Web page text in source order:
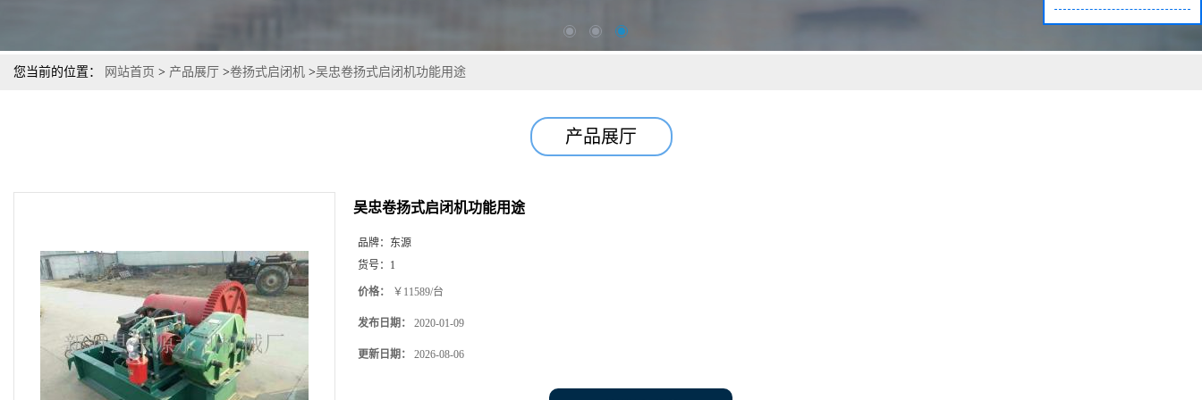
您当前的位置： 网站首页 > 产品展厅 >卷扬式启闭机 >吴忠卷扬式启闭机功能用途
产品展厅
吴忠卷扬式启闭机功能用途
品牌： 东源
货号： 1
价格： ￥11589/台
发布日期： 2020-01-09
更新日期： 2026-08-06